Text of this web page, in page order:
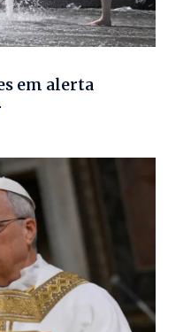
em alerta